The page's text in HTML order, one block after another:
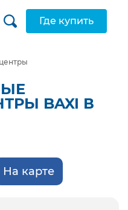
Где купить
BAXI В
На карте